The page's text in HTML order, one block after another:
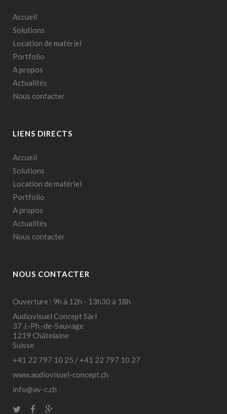
Accueil
Solutions
Location de matériel
Portfolio
A propos
Actualités
Nous contacter
LIENS DIRECTS
Accueil
Solutions
Location de matériel
Portfolio
A propos
Actualités
Nous contacter
NOUS CONTACTER
Ouverture : 9h à 12h - 13h30 à 18h
Audiovisuel Concept Sàrl
37 J.-Ph.-de-Sauvage
1219 Châtelaine
Suisse
+41 22 797 10 25 / +41 22 797 10 27
www.audiovisuel-concept.ch
info@av-c.ch